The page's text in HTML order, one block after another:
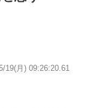
19(月) 09:26:20.61